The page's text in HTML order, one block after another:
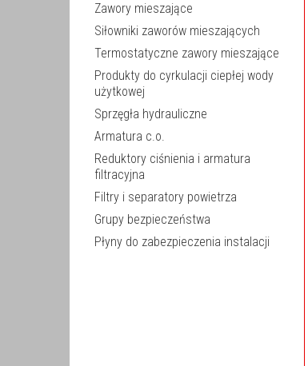
Zawory mieszające
Siłowniki zaworów mieszających
Termostatyczne zawory mieszające
Produkty do cyrkulacji ciepłej wody
użytkowej
Sprzęgła hydrauliczne
Armatura c.o.
Reduktory ciśnienia i armatura
filtracyjna
Filtry i separatory powietrza
Grupy bezpieczeństwa
Płyny do zabezpieczenia instalacji